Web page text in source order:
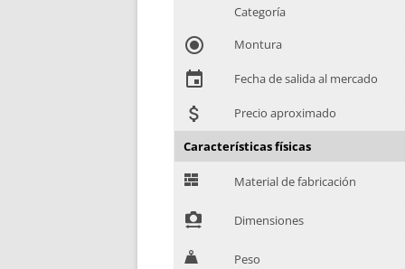
Categoría
radio_button_checked Montura
event Fecha de salida al mercado
attach_money Precio aproximado
Características físicas
G Material de fabricación
! Dimensiones
H Peso